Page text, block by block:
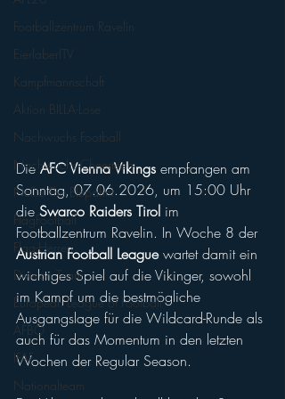
Footballzentrum Ravelin
EierlaberlTV
Kampfmannschaft
Aktion BILLA-Lose
Nachwuchs Football
Nachwuchs Cheerteam
Nellie The Elepahnt
FlagFootball
Flag-Herren
Division Team
European League of Football
AFBÖ
IFAF
Nationalteam
Die AFC Vienna Vikings empfangen am
Sonntag, 07.06.2026, um 15:00 Uhr
die Swarco Raiders Tirol im
Footballzentrum Ravelin. In Woche 8 der
Austrian Football League wartet damit ein
wichtiges Spiel auf die Vikinger, sowohl
im Kampf um die bestmögliche
Ausgangslage für die Wildcard-Runde als
auch für das Momentum in den letzten
Wochen der Regular Season.